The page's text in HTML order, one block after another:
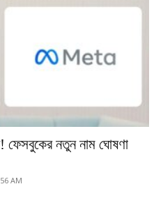
নতুন নাম ঘোষণা
AM